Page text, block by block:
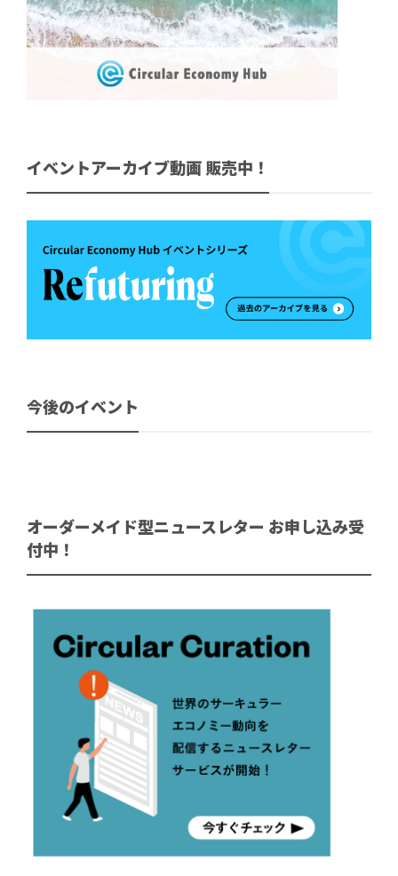
イベントアーカイブ動画 販売中！
今後のイベント
オーダーメイド型ニュースレター お申し込み受
付中！